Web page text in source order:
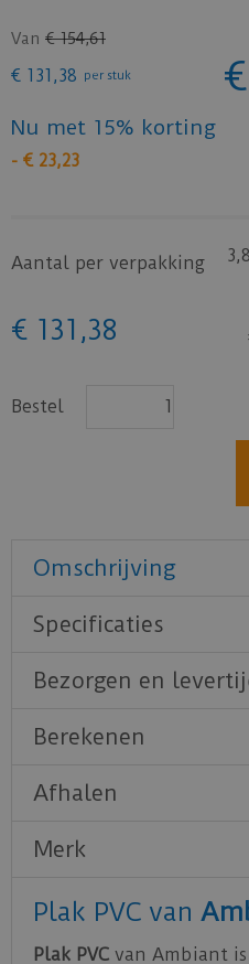
Van € 154,61
€ 131 ,38 per stuk €
Nu met 15% korting
- € 23,23
Aantal per verpakking
€ 131 ,38
Bestel
Omschrijving
Specificaties
Bezorgen en
Berekenen
Afhalen
Merk
Plak PVC van
Plak PVC van Ambiant